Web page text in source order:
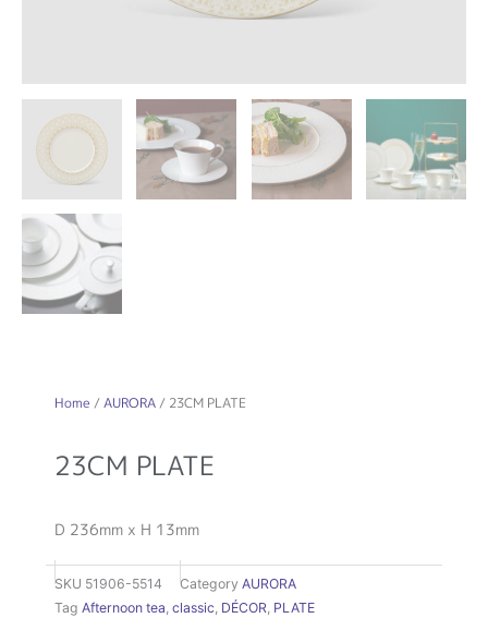
Home /AURORA / 23CM PLATE
23CM PLATE
D 236mm x H 13mm
SKU 51906-5514 Category AURORA
Tag Afternoon tea, classic, DÉCOR, PLATE